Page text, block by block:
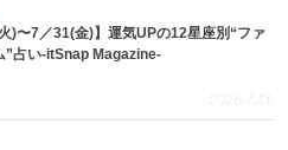
)〜7／31(金)】運気UPの12星座別“ファ
”占い-itSnap Magazine-
2026.7.16